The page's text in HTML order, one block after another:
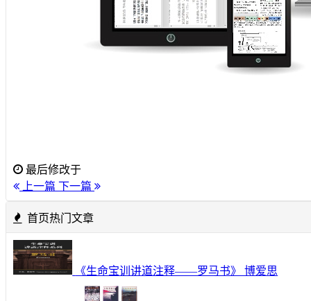
最后修改于
上一篇 下一篇
首页热门文章
《生命宝训讲道注释——罗马书》 博爱思